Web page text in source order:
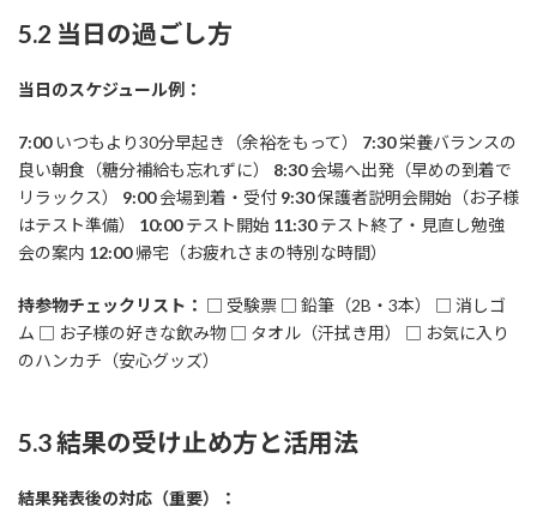
5.2 当日の過ごし方
当日のスケジュール例：
7:00いつもより30分早起き（余裕をもって） 7:30栄養バランスの
良い朝食（糖分補給も忘れずに） 8:30会場へ出発（早めの到着で
リラックス） 9:00会場到着・受付 9:30保護者説明会開始（お子様
はテスト準備） 10:00テスト開始 11:30テスト終了・見直し勉強
会の案内 12:00帰宅（お疲れさまの特別な時間）
持参物チェックリスト： □ 受験票 □ 鉛筆（2B・3本） □ 消しゴ
ム □ お子様の好きな飲み物 □ タオル（汗拭き用） □ お気に入り
のハンカチ（安心グッズ）
5.3 結果の受け止め方と活用法
結果発表後の対応（重要）：